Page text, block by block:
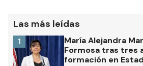
Las más leídas
María Alejandra
Formosa tras tres
formación en
1